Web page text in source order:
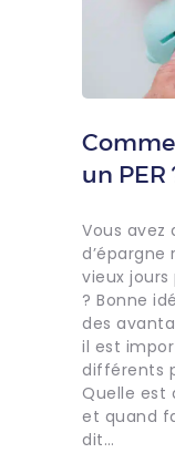
un PER
Vous avez
vieux jours
? Bonne
des
il est
différents
Quelle est
et quand
dit…